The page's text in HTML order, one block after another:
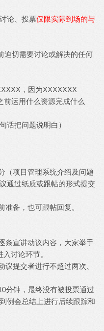
论、投票仅限实际到场的与
迫切需要讨论或解决的任何
，因为XXXXXXX
前运用什么资源完成什么
话把问题说明白）
（项目管理系统介绍及问题
通过纸质或跟帖的形式提交
备，也可跟帖回复。
条宣讲动议内容，大家举手
讨论环节。
提交者进行不超过两次、
分钟，最终没有被投票通过
例会总结上进行后续跟踪和